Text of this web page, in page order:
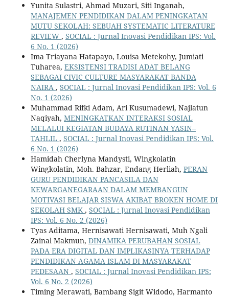
Yunita Sulastri, Ahmad Muzari, Siti Inganah,
MANAJEMEN PENDIDIKAN DALAM PENINGKATAN
MUTU SEKOLAH: SEBUAH SYSTEMATIC LITERATURE
REVIEW , SOCIAL : Jurnal Inovasi Pendidikan IPS: Vol.
6 No. 1 (2026)
Ima Triayana Hatapayo, Louisa Metekohy, Jumiati
Tuharea, EKSISTENSI TRADISI ADAT BELANG
SEBAGAI CIVIC CULTURE MASYARAKAT BANDA
NAIRA , SOCIAL : Jurnal Inovasi Pendidikan IPS: Vol. 6
No. 1 (2026)
Muhammad Rifki Adam, Ari Kusumadewi, Najlatun
Naqiyah, MENINGKATKAN INTERAKSI SOSIAL
MELALUI KEGIATAN BUDAYA RUTINAN YASIN–
TAHLIL , SOCIAL : Jurnal Inovasi Pendidikan IPS: Vol.
6 No. 1 (2026)
Hamidah Cherlyna Mandysti, Wingkolatin
Wingkolatin, Moh. Bahzar, Endang Herliah, PERAN
GURU PENDIDIKAN PANCASILA DAN
KEWARGANEGARAAN DALAM MEMBANGUN
MOTIVASI BELAJAR SISWA AKIBAT BROKEN HOME DI
SEKOLAH SMK , SOCIAL : Jurnal Inovasi Pendidikan
IPS: Vol. 6 No. 2 (2026)
Tyas Aditama, Hernisawati Hernisawati, Muh Ngali
Zainal Makmun, DINAMIKA PERUBAHAN SOSIAL
PADA ERA DIGITAL DAN IMPLIKASINYA TERHADAP
PENDIDIKAN AGAMA ISLAM DI MASYARAKAT
PEDESAAN , SOCIAL : Jurnal Inovasi Pendidikan IPS:
Vol. 6 No. 2 (2026)
Timing Merawati, Bambang Sigit Widodo, Harmanto